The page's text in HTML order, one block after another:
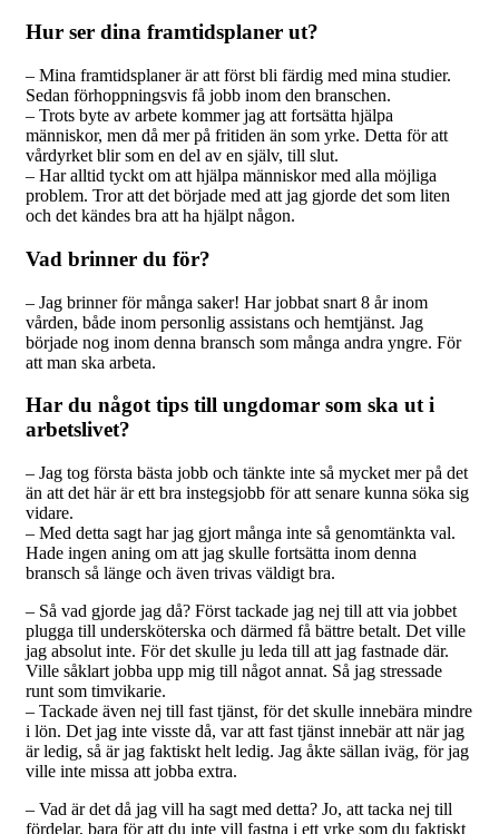
Hur ser dina framtidsplaner ut?
– Mina framtidsplaner är att först bli färdig med mina studier.
Sedan förhoppningsvis få jobb inom den branschen.
– Trots byte av arbete kommer jag att fortsätta hjälpa
människor, men då mer på fritiden än som yrke. Detta för att
vårdyrket blir som en del av en själv, till slut.
– Har alltid tyckt om att hjälpa människor med alla möjliga
problem. Tror att det började med att jag gjorde det som liten
och det kändes bra att ha hjälpt någon.
Vad brinner du för?
– Jag brinner för många saker! Har jobbat snart 8 år inom
vården, både inom personlig assistans och hemtjänst. Jag
började nog inom denna bransch som många andra yngre. För
att man ska arbeta.
Har du något tips till ungdomar som ska ut i
arbetslivet?
– Jag tog första bästa jobb och tänkte inte så mycket mer på det
än att det här är ett bra instegsjobb för att senare kunna söka sig
vidare.
– Med detta sagt har jag gjort många inte så genomtänkta val.
Hade ingen aning om att jag skulle fortsätta inom denna
bransch så länge och även trivas väldigt bra.
– Så vad gjorde jag då? Först tackade jag nej till att via jobbet
plugga till undersköterska och därmed få bättre betalt. Det ville
jag absolut inte. För det skulle ju leda till att jag fastnade där.
Ville såklart jobba upp mig till något annat. Så jag stressade
runt som timvikarie.
– Tackade även nej till fast tjänst, för det skulle innebära mindre
i lön. Det jag inte visste då, var att fast tjänst innebär att när jag
är ledig, så är jag faktiskt helt ledig. Jag åkte sällan iväg, för jag
ville inte missa att jobba extra.
– Vad är det då jag vill ha sagt med detta? Jo, att tacka nej till
fördelar, bara för att du inte vill fastna i ett yrke som du faktiskt